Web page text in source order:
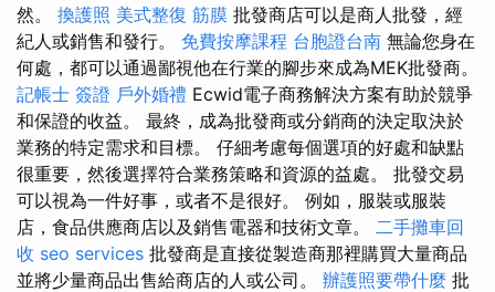
然。 換護照 美式整復 筋膜 批發商店可以是商人批發，經
紀人或銷售和發行。 免費按摩課程 台胞證台南 無論您身在
何處，都可以通過鄙視他在行業的腳步來成為MEK批發商。
記帳士 簽證 戶外婚禮 Ecwid電子商務解決方案有助於競爭
和保證的收益。 最終，成為批發商或分銷商的決定取決於
業務的特定需求和目標。 仔細考慮每個選項的好處和缺點
很重要，然後選擇符合業務策略和資源的益處。 批發交易
可以視為一件好事，或者不是很好。 例如，服裝或服裝
店，食品供應商店以及銷售電器和技術文章。 二手攤車回
收 seo services 批發商是直接從製造商那裡購買大量商品
並將少量商品出售給商店的人或公司。 辦護照要帶什麼 批